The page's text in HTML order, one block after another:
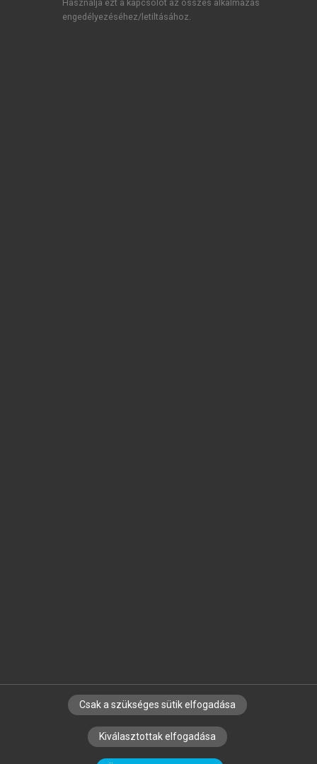
SZERZŐKNEK CÉGEKNEK KÖNYVTÁROSOKNAK
SZERKESZTÉSI ÉS LEKTORÁLÁSI ALAPELVEK
Használja ezt a kapcsolót az összes alkalmazás
engedélyezéséhez/letiltásához.
Csak a szükséges sütik elfogadása
Kiválasztottak elfogadása